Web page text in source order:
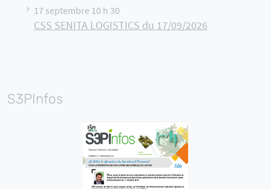
17 septembre 10 h 30
CSS SENITA LOGISTICS du 17/09/2026
S3PInfos